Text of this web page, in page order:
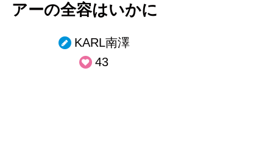
アーの全容はいかに
KARL南澤
43